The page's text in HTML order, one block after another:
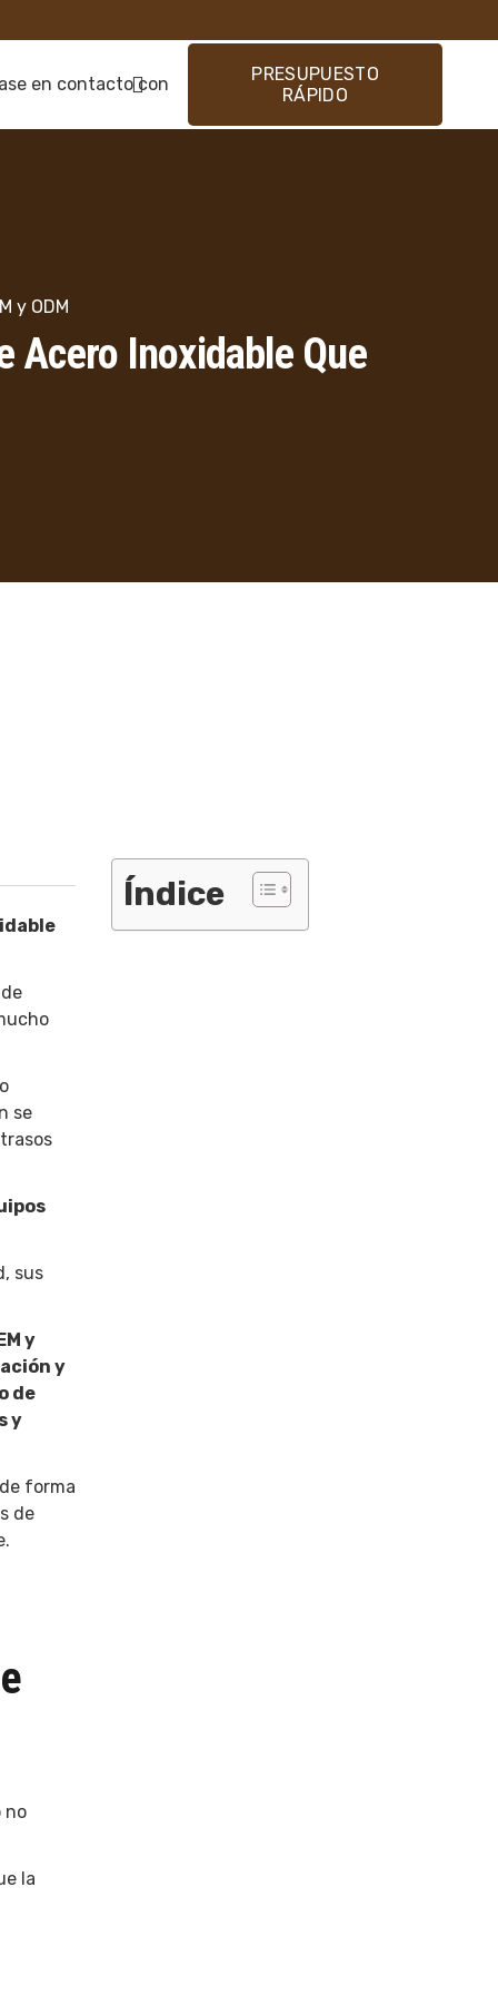
en contacto con
PRESUPUESTO
RÁPIDO
y ODM
Acero Inoxidable Que
se
sus
y
y
de
y
forma
de
no
la
Índice